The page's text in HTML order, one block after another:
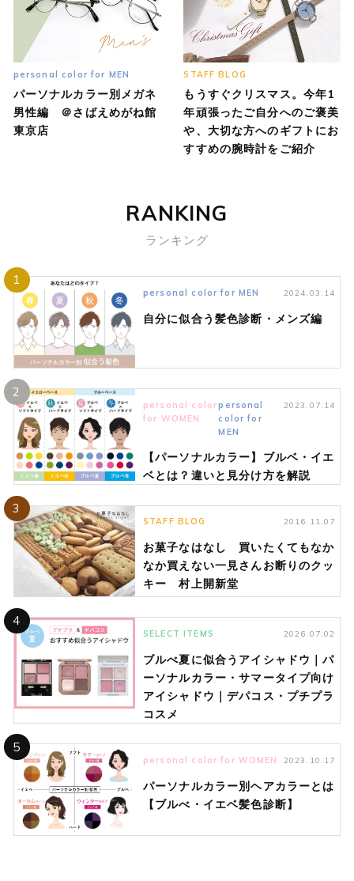
personal color for MEN
パーソナルカラー別メガネ
男性編 ＠さばえめがね館
東京店
STAFF BLOG
もうすぐクリスマス。今年1
年頑張ったご自分へのご褒美
や、大切な方へのギフトにお
すすめの腕時計をご紹介
RANKING
ランキング
1
personal color for MEN 2024.03.14
自分に似合う髪色診断・メンズ編
2
personal color
for WOMEN
personal
color for
MEN
2023.07.14
【パーソナルカラー】ブルベ・イエ
ベとは？違いと見分け方を解説
3
STAFF BLOG 2016.11.07
お菓子なはなし 買いたくてもなか
なか買えない一見さんお断りのクッ
キー 村上開新堂
4
SELECT ITEMS 2026.07.02
ブルべ夏に似合うアイシャドウ｜パ
ーソナルカラー・サマータイプ向け
アイシャドウ｜デパコス・プチプラ
コスメ
5
personal color for WOMEN 2023.10.17
パーソナルカラー別ヘアカラーとは
【ブルべ・イエベ髪色診断】